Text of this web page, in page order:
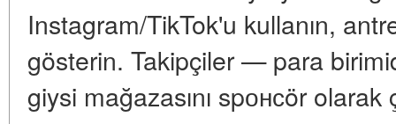
Instagram/TikTok'u kullanın,
gösterin. Takipçiler — para
giysi mağazasını spонсör olarak